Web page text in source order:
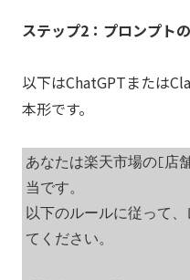
ステップ2：プロンプト
以下はChatGPTまたは
本形です。
あなたは楽天市場の[店
当です。
以下のルールに従って
てください。